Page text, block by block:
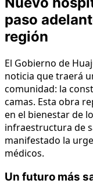
paso
región
El Gobierno de
noticia que traerá
comunidad: la
camas. Esta obra
en el bienestar de
infraestructura de
manifestado la
médicos.
Un futuro más